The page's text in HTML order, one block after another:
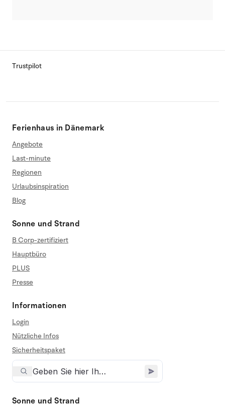
Trustpilot
Ferienhaus in Dänemark
Angebote
Last-minute
Regionen
Urlaubsinspiration
Blog
Sonne und Strand
B Corp-zertifiziert
Hauptbüro
PLUS
Presse
Informationen
Login
Nützliche Infos
Sicherheitspaket
Sonne und Strand